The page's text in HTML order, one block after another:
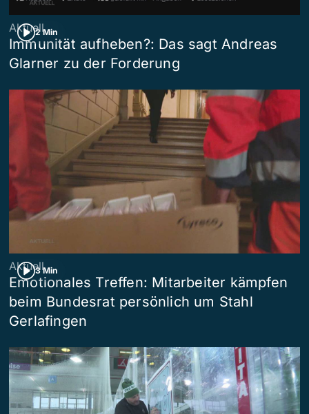
2 Min
Aktuell
Immunität aufheben?: Das sagt Andreas
Glarner zu der Forderung
3 Min
Aktuell
Emotionales Treffen: Mitarbeiter kämpfen
beim Bundesrat persönlich um Stahl
Gerlafingen